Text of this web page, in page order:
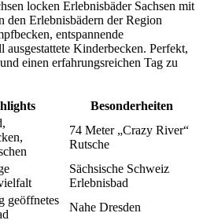
locken Erlebnisbäder Sachsen mit
den Erlebnisbädern der Region
entspannende
ausgestattete Kinderbecken. Perfekt,
einen erfahrungsreichen Tag zu
Besonderheiten
74 Meter „Crazy River“
Rutsche
Sächsische Schweiz
Erlebnisbad
geöffnetes
Nahe Dresden